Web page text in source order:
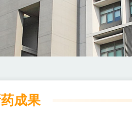
成果